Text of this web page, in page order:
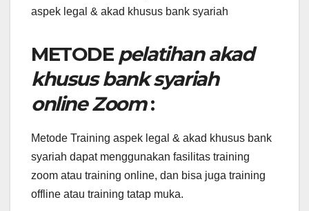
aspek legal & akad khusus bank syariah
METODE pelatihan akad
khusus bank syariah
online Zoom:
Metode Training aspek legal & akad khusus bank
syariah dapat menggunakan fasilitas training
zoom atau training online, dan bisa juga training
offline atau training tatap muka.